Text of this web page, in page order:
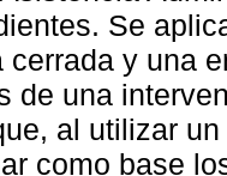
Se
cerrada y una
de una
al utilizar
como base